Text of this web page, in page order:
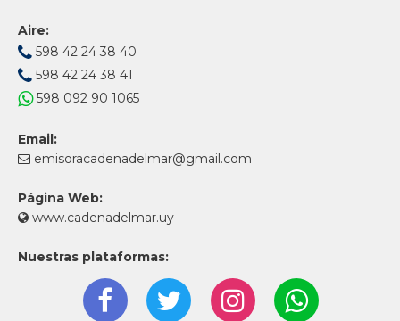
Aire:
598 42 24 38 40
598 42 24 38 41
598 092 90 1065
Email:
emisoracadenadelmar@gmail.com
Página Web:
www.cadenadelmar.uy
Nuestras plataformas: